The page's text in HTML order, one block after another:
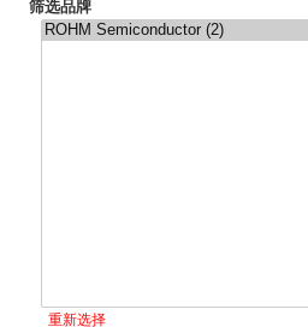
筛选品牌
重新选择